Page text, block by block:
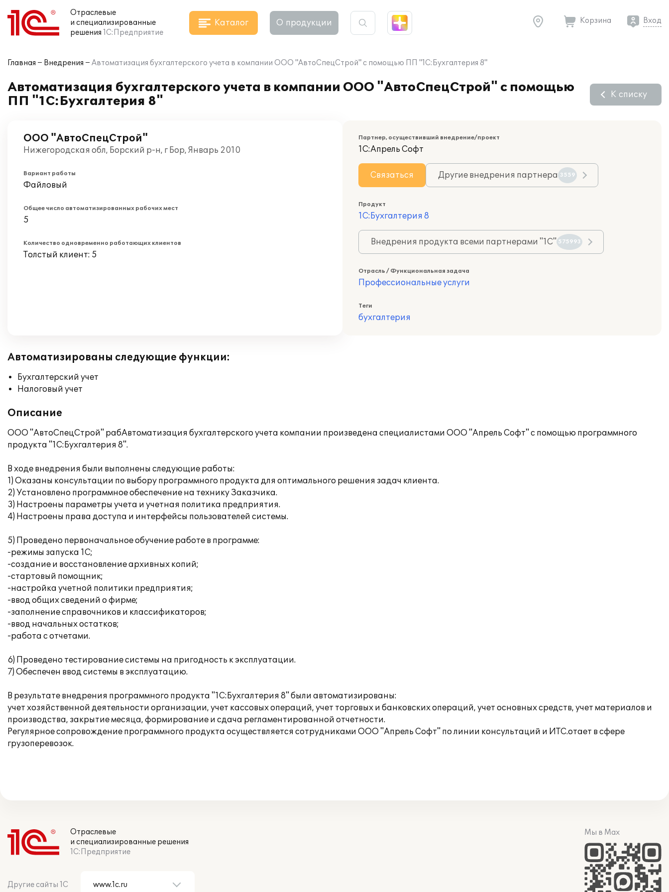
Отраслевые
и специализированные
решения 1С:Предприятие
Каталог О продукции Корзина Вход
Главная Внедрения Автоматизация бухгалтерского учета в компании ООО "АвтоСпецСтрой" с помощью ПП "1С:Бухгалтерия 8"
Автоматизация бухгалтерского учета в компании ООО "АвтоСпецСтрой" с помощью
ПП "1С:Бухгалтерия 8"
К списку
ООО "АвтоСпецСтрой"
Нижегородская обл, Борский р-н, г Бор, Январь 2010
Вариант работы
Файловый
Общее число автоматизированных рабочих мест
5
Количество одновременно работающих клиентов
Толстый клиент: 5
Партнер, осуществивший внедрение/проект
1С:Апрель Софт
Связаться Другие внедрения партнера 3559
Продукт
1С:Бухгалтерия 8
Внедрения продукта всеми партнерами "1С" 575993
Отрасль / Функциональная задача
Профессиональные услуги
Теги
бухгалтерия
Автоматизированы следующие функции:
Бухгалтерский учет
Налоговый учет
Описание
ООО "АвтоСпецСтрой" рабАвтоматизация бухгалтерского учета компании произведена специалистами ООО "Апрель Софт" с помощью программного
продукта "1С:Бухгалтерия 8".
В ходе внедрения были выполнены следующие работы:
1) Оказаны консультации по выбору программного продукта для оптимального решения задач клиента.
2) Установлено программное обеспечение на технику Заказчика.
3) Настроены параметры учета и учетная политика предприятия.
4) Настроены права доступа и интерфейсы пользователей системы.
5) Проведено первоначальное обучение работе в программе:
-режимы запуска 1С;
-создание и восстановление архивных копий;
-стартовый помощник;
-настройка учетной политики предприятия;
-ввод общих сведений о фирме;
-заполнение справочников и классификаторов;
-ввод начальных остатков;
-работа с отчетами.
6) Проведено тестирование системы на пригодность к эксплуатации.
7) Обеспечен ввод системы в эксплуатацию.
В результате внедрения программного продукта "1С:Бухгалтерия 8" были автоматизированы:
учет хозяйственной деятельности организации, учет кассовых операций, учет торговых и банковских операций, учет основных средств, учет материалов и
производства, закрытие месяца, формирование и сдача регламентированной отчетности.
Регулярное сопровождение программного продукта осуществляется сотрудниками ООО "Апрель Софт" по линии консультаций и ИТС.отает в сфере
грузоперевозок.
Отраслевые
и специализированные решения
1С:Предприятие
Другие сайты 1С
Мы в Max